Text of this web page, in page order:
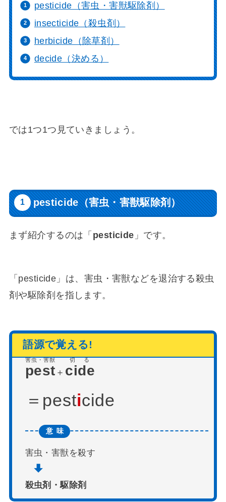
pesticide（害虫・害獣駆除剤）
insecticide（殺虫剤）
herbicide（除草剤）
decide（決める）
では1つ1つ見ていきましょう。
pesticide（害虫・害獣駆除剤）
まず紹介するのは「 pesticide 」です。
「pesticide」は、害虫・害獣などを退治する殺虫
剤や駆除剤を指します。
pest
害虫・害獣
＋ cide
切る
pesticide
害虫・害獣を殺す
殺虫剤・駆除剤